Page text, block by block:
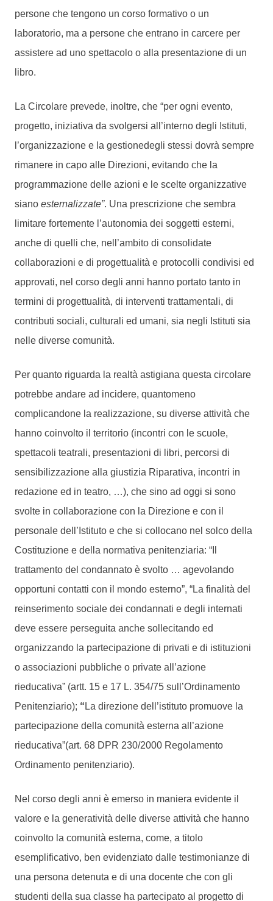
persone che tengono un corso formativo o un
laboratorio, ma a persone che entrano in carcere per
assistere ad uno spettacolo o alla presentazione di un
libro.
La Circolare prevede, inoltre, che “per ogni evento,
progetto, iniziativa da svolgersi all’interno degli Istituti,
l’organizzazione e la gestionedegli stessi dovrà sempre
rimanere in capo alle Direzioni, evitando che la
programmazione delle azioni e le scelte organizzative
siano esternalizzate”. Una prescrizione che sembra
limitare fortemente l’autonomia dei soggetti esterni,
anche di quelli che, nell’ambito di consolidate
collaborazioni e di progettualità e protocolli condivisi ed
approvati, nel corso degli anni hanno portato tanto in
termini di progettualità, di interventi trattamentali, di
contributi sociali, culturali ed umani, sia negli Istituti sia
nelle diverse comunità.
Per quanto riguarda la realtà astigiana questa circolare
potrebbe andare ad incidere, quantomeno
complicandone la realizzazione, su diverse attività che
hanno coinvolto il territorio (incontri con le scuole,
spettacoli teatrali, presentazioni di libri, percorsi di
sensibilizzazione alla giustizia Riparativa, incontri in
redazione ed in teatro, …), che sino ad oggi si sono
svolte in collaborazione con la Direzione e con il
personale dell’Istituto e che si collocano nel solco della
Costituzione e della normativa penitenziaria: “Il
trattamento del condannato è svolto … agevolando
opportuni contatti con il mondo esterno”, “La finalità del
reinserimento sociale dei condannati e degli internati
deve essere perseguita anche sollecitando ed
organizzando la partecipazione di privati e di istituzioni
o associazioni pubbliche o private all’azione
rieducativa” (artt. 15 e 17 L. 354/75 sull’Ordinamento
Penitenziario); “ La direzione dell’istituto promuove la
partecipazione della comunità esterna all’azione
rieducativa”(art. 68 DPR 230/2000 Regolamento
Ordinamento penitenziario).
Nel corso degli anni è emerso in maniera evidente il
valore e la generatività delle diverse attività che hanno
coinvolto la comunità esterna, come, a titolo
esemplificativo, ben evidenziato dalle testimonianze di
una persona detenuta e di una docente che con gli
studenti della sua classe ha partecipato al progetto di